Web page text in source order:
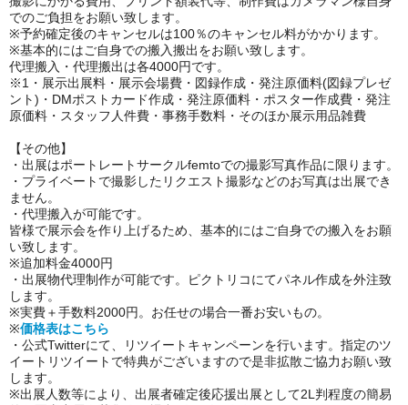
でのご負担をお願い致します。
※予約確定後のキャンセルは100％のキャンセル料がかかります。
※基本的にはご自身での搬入搬出をお願い致します。
代理搬入・代理搬出は各4000円です。
※1・展示出展料・展示会場費・図録作成・発注原価料(図録プレゼ
ント)・DMポストカード作成・発注原価料・ポスター作成費・発注
原価料・スタッフ人件費・事務手数料・そのほか展示用品雑費
【その他】
・出展はポートレートサークルfemtoでの撮影写真作品に限ります。
・プライベートで撮影したリクエスト撮影などのお写真は出展でき
ません。
・代理搬入が可能です。
皆様で展示会を作り上げるため、基本的にはご自身での搬入をお願
い致します。
※追加料金4000円
・出展物代理制作が可能です。ピクトリコにてパネル作成を外注致
します。
※実費＋手数料2000円。お任せの場合一番お安いもの。
※価格表はこちら
・公式Twitterにて、リツイートキャンペーンを行います。指定のツ
イートリツイートで特典がございますので是非拡散ご協力お願い致
します。
※出展人数等により、出展者確定後応援出展として2L判程度の簡易